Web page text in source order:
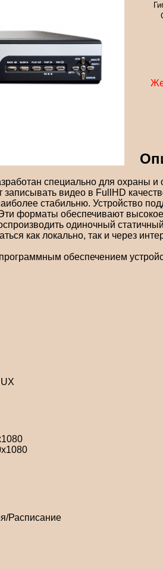
специально для охраны и
записывать видео в FullHD
стабильню. Устройство
форматы обеспечивают высокое
одиночный
как локально, так и через
обеспечением
Расписание